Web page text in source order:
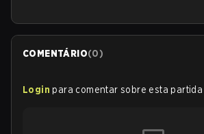
COMENTÁRIO(0)
Login para comentar sobre esta partida